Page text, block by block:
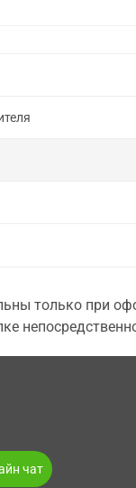
только при
чат